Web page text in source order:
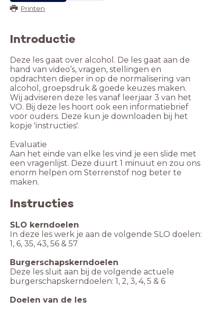
Printen
Introductie
Deze les gaat over alcohol. De les gaat aan de
hand van video’s, vragen, stellingen en
opdrachten dieper in op de normalisering van
alcohol, groepsdruk & goede keuzes maken.
Wij adviseren deze les vanaf leerjaar 3 van het
VO. Bij deze les hoort ook een informatiebrief
voor ouders. Deze kun je downloaden bij het
kopje 'instructies'.
Evaluatie
Aan het einde van elke les vind je een slide met
een vragenlijst. Deze duurt 1 minuut en zou ons
enorm helpen om Sterrenstof nog beter te
maken.
Instructies
SLO kerndoelen
In deze les werk je aan de volgende SLO doelen:
1, 6, 35, 43, 56 & 57
Burgerschapskerndoelen
Deze les sluit aan bij de volgende actuele
burgerschapskerndoelen: 1, 2, 3, 4, 5 & 6
Doelen van de les